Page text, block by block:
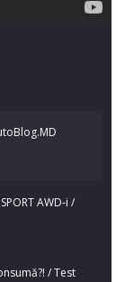
AWD-i /
/ Test